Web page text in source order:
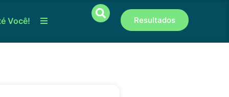
Você! Resultados